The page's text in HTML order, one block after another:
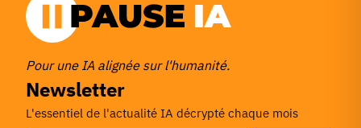
Pour une IA alignée sur l'humanité.
Newsletter
L'essentiel de l'actualité IA décrypté chaque mois